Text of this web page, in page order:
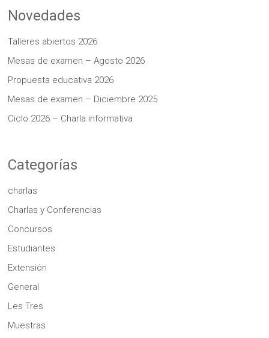
Novedades
Talleres abiertos 2026
Mesas de examen – Agosto 2026
Propuesta educativa 2026
Mesas de examen – Diciembre 2025
Ciclo 2026 – Charla informativa
Categorías
charlas
Charlas y Conferencias
Concursos
Estudiantes
Extensión
General
Les Tres
Muestras